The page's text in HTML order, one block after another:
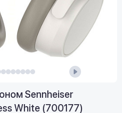
Sennheiser
White (700177)